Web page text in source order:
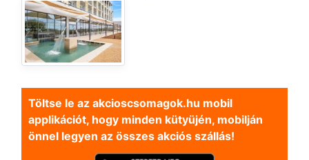
Töltse le az akcioscsomagok.hu mobil
applikációt, hogy minden kütyüjén, mobilján
önnel legyen az összes akciós szállás!